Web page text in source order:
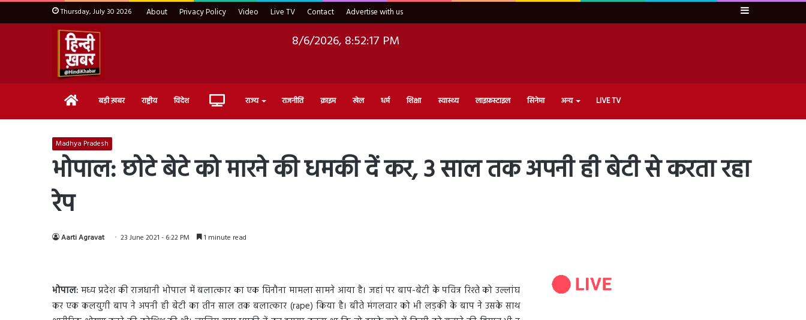
Thursday, July 30 2026 About Privacy Policy Video Live TV Contact Advertise with us Sidebar
8/6/2026, 8:52:18 PM
Home बड़ी ख़बर राष्ट्रीय विदेश Live राज्य राजनीति क्राइम खेल धर्म शिक्षा स्वास्थ्य लाइफ़स्टाइल सिनेमा अन्य LIVE TV
Madhya Pradesh
भोपाल: छोटे बेटे को मारने की धमकी दें कर, 3 साल तक अपनी ही बेटी से करता रहा
रेप
Aarti Agravat 23 June 2021 - 6:22 PM 1 minute read
भोपाल: मध्य प्रदेश की राजधानी भोपाल में बलात्कार का एक घिनौना मामला सामने आया है। जहां पर बाप-बेटी के पवित्र रिश्ते को उल्लांघ
कर एक कलयुगी बाप ने अपनी ही बेटी का तीन साल तक बलात्कार (rape) किया है। बीते मंगलवार को भी लड़की के बाप ने उसके साथ